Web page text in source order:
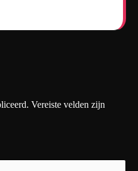
Vereiste velden zijn